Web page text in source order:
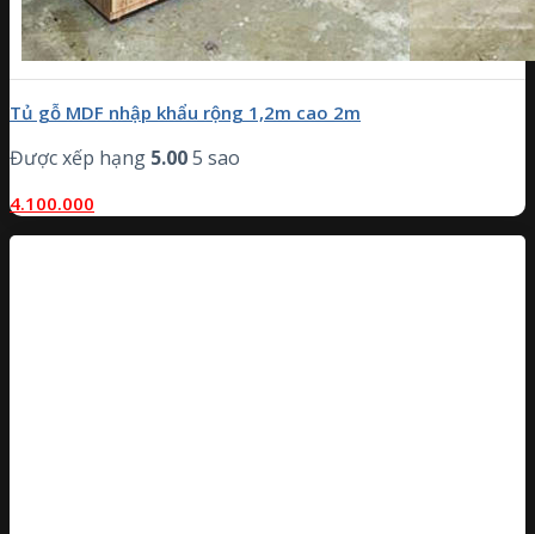
Tủ gỗ MDF nhập khẩu rộng 1,2m cao 2m
Được xếp hạng 5.005 sao
4.100.000